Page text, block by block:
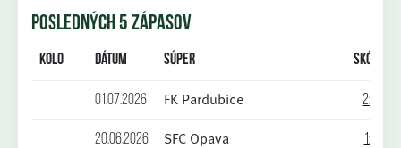
POSLEDNÝCH 5 ZÁPASOV
Kolo Dátum Súper Skóre
01.07.2026 FK Pardubice 2:2
20.06.2026 SFC Opava 1:1